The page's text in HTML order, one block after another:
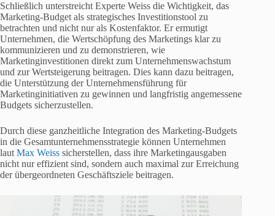
Schließlich unterstreicht Experte Weiss die Wichtigkeit, das
Marketing-Budget als strategisches Investitionstool zu
betrachten und nicht nur als Kostenfaktor. Er ermutigt
Unternehmen, die Wertschöpfung des Marketings klar zu
kommunizieren und zu demonstrieren, wie
Marketinginvestitionen direkt zum Unternehmenswachstum
und zur Wertsteigerung beitragen. Dies kann dazu beitragen,
die Unterstützung der Unternehmensführung für
Marketinginitiativen zu gewinnen und langfristig angemessene
Budgets sicherzustellen.
Durch diese ganzheitliche Integration des Marketing-Budgets
in die Gesamtunternehmensstrategie können Unternehmen
laut Max Weiss sicherstellen, dass ihre Marketingausgaben
nicht nur effizient sind, sondern auch maximal zur Erreichung
der übergeordneten Geschäftsziele beitragen.